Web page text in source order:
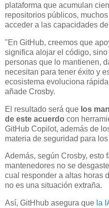
plataforma que acumulan
repositorios públicos,
acceder a las capacidades
"En GitHub, creemos que
significa alojar el código,
personas que lo mantienen,
necesitan para tener éxito y
ecosistema evoluciona
añade Crosby.
El resultado será que los
de este acuerdo con
GitHub Copilot, además de
materia de seguridad para
Además, según Crosby, esto
mantenedores no se
cual responder a altas horas
no es una situación extraña.
Así, GitHhub asegura que la